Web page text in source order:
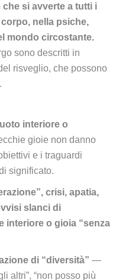
che si avverte a tutti i
nella psiche,
mondo circostante.
sono descritti in
risveglio, che possono
interiore o
gioie non danno
e i traguardi
significato.
crisi, apatia,
slanci di
interiore o gioia “senza
di “diversità” —
altri”, “non posso più